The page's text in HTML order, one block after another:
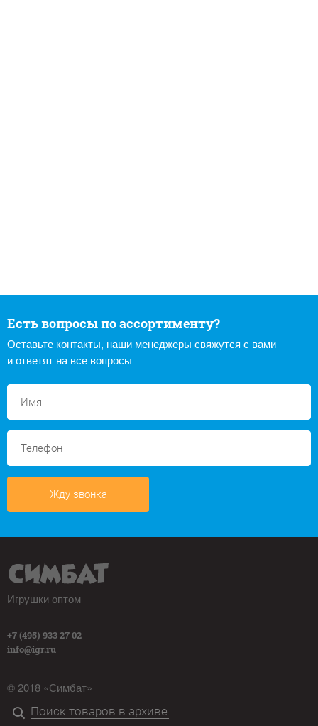
Есть вопросы по ассортименту?
Оставьте контакты, наши менеджеры свяжутся с вами
и ответят на все вопросы
Жду звонка
Игрушки оптом
+7 (495) 933 27 02
info@igr.ru
© 2018 «Симбат»